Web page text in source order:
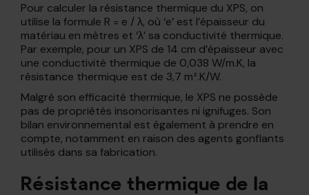
Pour calculer la résistance thermique du XPS, on
utilise la formule R = e / λ, où ‘e’ est l’épaisseur du
matériau en mètres et ‘λ’ sa conductivité thermique.
Par exemple, pour un XPS de 14 cm d’épaisseur avec
une conductivité thermique de 0,038 W/m.K, la
résistance thermique est de 3,7 m².K/W.
Malgré son efficacité thermique, le XPS ne possède
pas de propriétés insonorisantes ni ignifuges. Son
bilan environnemental est également à prendre en
compte, notamment en raison des agents gonflants
utilisés dans sa fabrication.
Résistance thermique de la